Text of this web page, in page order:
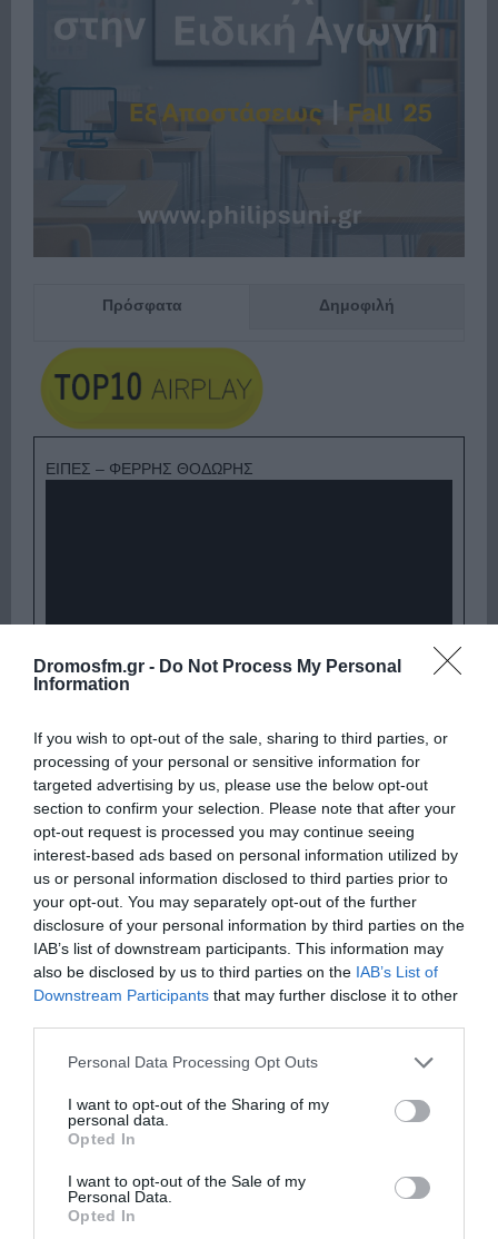
Dromosfm.gr - Do Not Process My Personal
Information
If you wish to opt-out of the sale, sharing to third parties, or
processing of your personal or sensitive information for
targeted advertising by us, please use the below opt-out
section to confirm your selection. Please note that after your
opt-out request is processed you may continue seeing
interest-based ads based on personal information utilized by
us or personal information disclosed to third parties prior to
your opt-out. You may separately opt-out of the further
disclosure of your personal information by third parties on the
IAB’s list of downstream participants. This information may
also be disclosed by us to third parties on the IAB’s List of
Downstream Participants that may further disclose it to other
Please note that this website/app uses one or more Google
not limited to your visit or usage behaviour. You may click to
grant or deny consent to Google and its third-party tags to
use your data for below specified purposes in below Google
consent section.
Personal Data Processing Opt Outs
I want to opt-out of the Sharing of my
personal data.
Opted In
I want to opt-out of the Sale of my
Personal Data.
Opted In
Πρόσφατα Δημοφιλή
ΕΙΠΕΣ – ΦΕΡΡΗΣ ΘΟΔΩΡΗΣ
ΛΟΓΑΡΙΑΣΜΟΣ - ΛΙΟΛΙΟΥ ΚΑΤΕΡΙΝΑ
Παρακαλώ Περιμένετε...
ΔΕΥΤΕΡΑ – ΡΕΜΟΣ ΑΝΤΩΝΗΣ